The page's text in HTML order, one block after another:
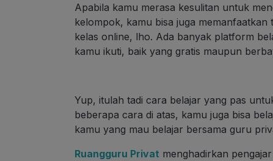
Apabila kamu merasa kesulitan untuk
kelompok, kamu bisa juga
kelas online, lho. Ada banyak platform
kamu ikuti, baik yang gratis maupun
Yup, itulah tadi cara belajar yang pas
beberapa cara di atas, kamu juga bisa
kamu yang mau belajar bersama guru
Ruangguru Privat menghadirkan